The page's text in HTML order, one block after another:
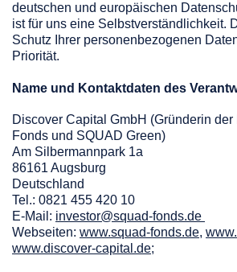
deutschen und europäischen
ist für uns eine Selbstverständlichkeit.
Schutz Ihrer personenbezogenen
Priorität.
Name und Kontaktdaten des
Discover Capital GmbH (Gründerin
Fonds und SQUAD Green)
Am Silbermannpark 1a
86161 Augsburg
Deutschland
Tel.: 0821 455 420 10
E-Mail: investor@squad-fonds.de
Webseiten: www.squad-fonds.de,
www.discover-capital.de;